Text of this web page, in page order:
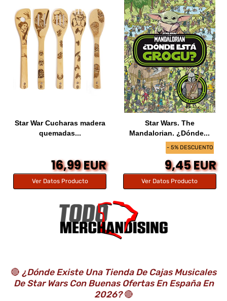
Star War Cucharas madera
quemadas...
16,99 EUR
Ver Datos Producto
- 5% DESCUENTO
Star Wars. The
Mandalorian. ¿Dónde...
9,45 EUR
Ver Datos Producto
🔴 ¿Dónde Existe Una Tienda De Cajas Musicales
De Star Wars Con Buenas Ofertas En España En
2026?🔴